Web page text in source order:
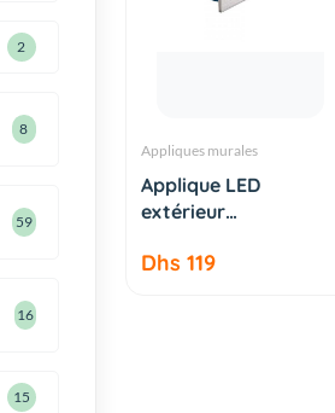
PANIER
Appliques murales
Applique LED
extérieur
Dhs 119
2
8
59
16
15